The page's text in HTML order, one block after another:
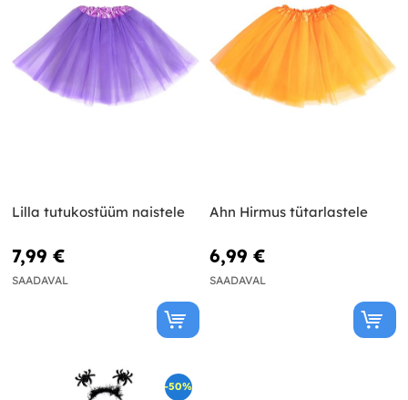
Lilla tutukostüüm naistele
7,99 €
SAADAVAL
Ahn Hirmus tütarlastele
6,99 €
SAADAVAL
-50%